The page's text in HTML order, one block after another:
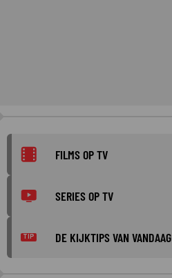
FILMS OP TV
SERIES OP TV
TIP DE KIJKTIPS VAN VANDAAG